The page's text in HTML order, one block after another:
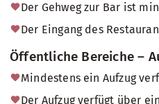
Der Gehweg zur Bar ist
Der Eingang des
Öffentliche Bereiche –
Mindestens ein Aufzug
Der Aufzug verfügt über